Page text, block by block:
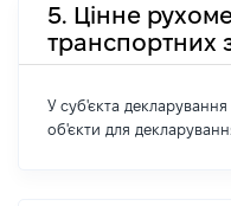
5. Цінне
транспортних
У суб'єкта декларування
об'єкти для